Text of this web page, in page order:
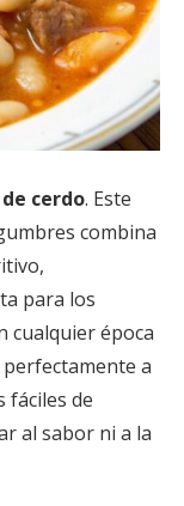
cerdo. Este
combina
para los
cualquier época
a
fáciles de
al sabor ni a la